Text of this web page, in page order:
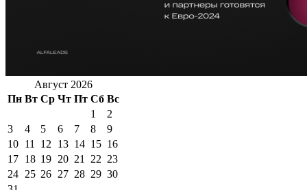
Август 2026
Пн Вт Ср Чт Пт Сб Вс
1
2
3
4 5 6 7 8
9
10 11 12 13 14 15 16
17 18 19 20 21 22 23
24 25 26 27 28 29 30